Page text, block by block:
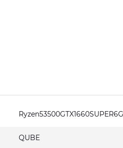
QUBE